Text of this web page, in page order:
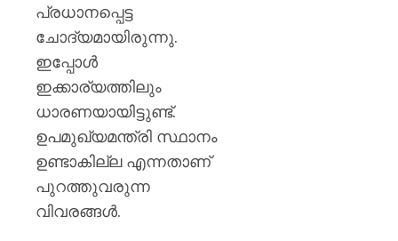
പ്രധാനപ്പെട്ട
ചോദ്യമായിരുന്നു.
ഇപ്പോള്‍
ഇക്കാര്യത്തിലും
ധാരണയായിട്ടുണ്ട്.
ഉപമുഖ്യമന്ത്രി സ്ഥാനം
ഉണ്ടാകില്ല എന്നതാണ്
പുറത്തുവരുന്ന
വിവരങ്ങള്‍.